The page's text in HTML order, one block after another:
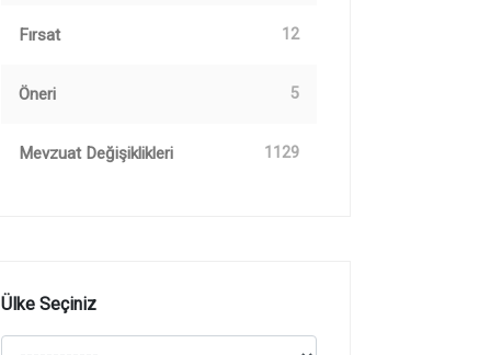
Fırsat 12
Öneri 5
Mevzuat Değişiklikleri 1129
Ülke Seçiniz